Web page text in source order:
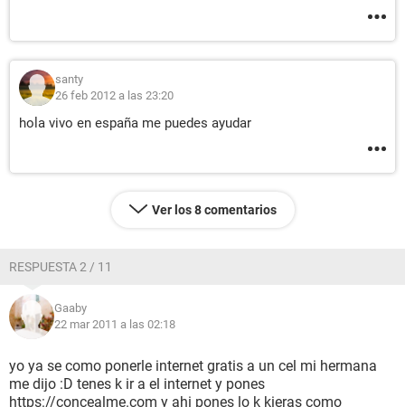
santy
26 feb 2012 a las 23:20
hola vivo en españa me puedes ayudar
Ver los 8 comentarios
RESPUESTA 2 / 11
Gaaby
22 mar 2011 a las 02:18
yo ya se como ponerle internet gratis a un cel mi hermana
me dijo :D tenes k ir a el internet y pones
https://concealme.com y ahi pones lo k kieras como